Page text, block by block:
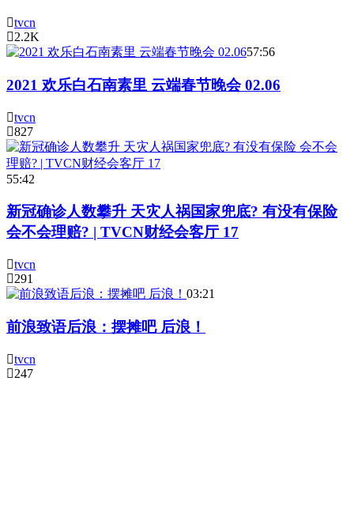
tvcn
2.2K
57:56
2021 欢乐白石南素里 云端春节晚会 02.06
tvcn
827
55:42
新冠确诊人数攀升 天灾人祸国家兜底? 有没有保险
会不会理赔? | TVCN财经会客厅 17
tvcn
291
03:21
前浪致语后浪：摆摊吧 后浪！
tvcn
247